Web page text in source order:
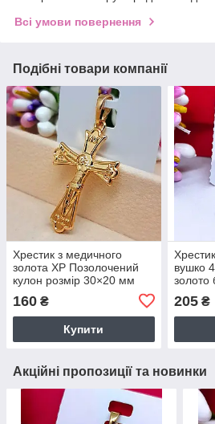
Всі умови повернення
Подібні товари компанії
Хрестик з медичного
золота XP Позолочений
кулон розмір 30×20 мм
160 ₴
Купити
вушко
золото
205₴
Акційні пропозиції та новинки